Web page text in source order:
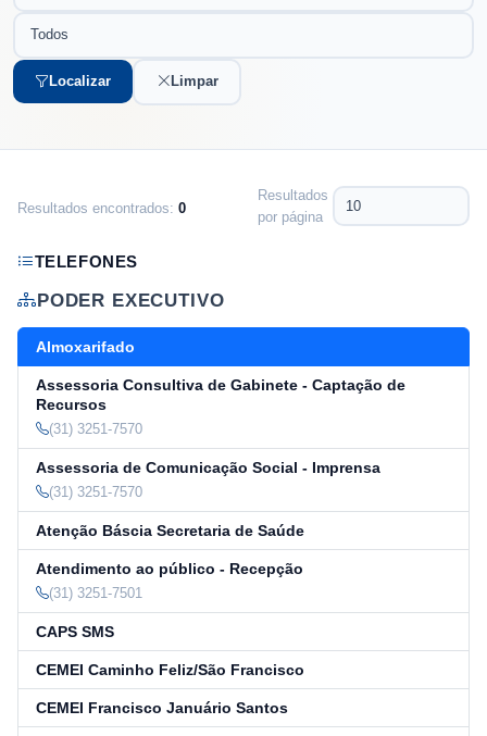
Localizar Limpar
Resultados encontrados: 0
Resultados
por página
TELEFONES
PODER EXECUTIVO
Almoxarifado
Assessoria Consultiva de Gabinete - Captação de
Recursos
(31) 3251-7570
Assessoria de Comunicação Social - Imprensa
(31) 3251-7570
Atenção Báscia Secretaria de Saúde
Atendimento ao público - Recepção
(31) 3251-7501
CAPS SMS
CEMEI Caminho Feliz/São Francisco
CEMEI Francisco Januário Santos